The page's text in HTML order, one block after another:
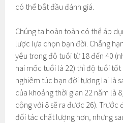
có thể bắt đầu đánh giá.
Chúng ta hoàn toàn có thể áp
lược lựa chọn bạn đời. Chẳng
yêu trong độ tuổi từ 18 đến 40
hai mốc tuổi là 22) thì độ tuổi
nghiêm túc bạn đời tương lai là
của khoảng thời gian 22 năm là
cộng với 8 sẽ ra được 26).
đối tác chất lượng hơn, nhưng